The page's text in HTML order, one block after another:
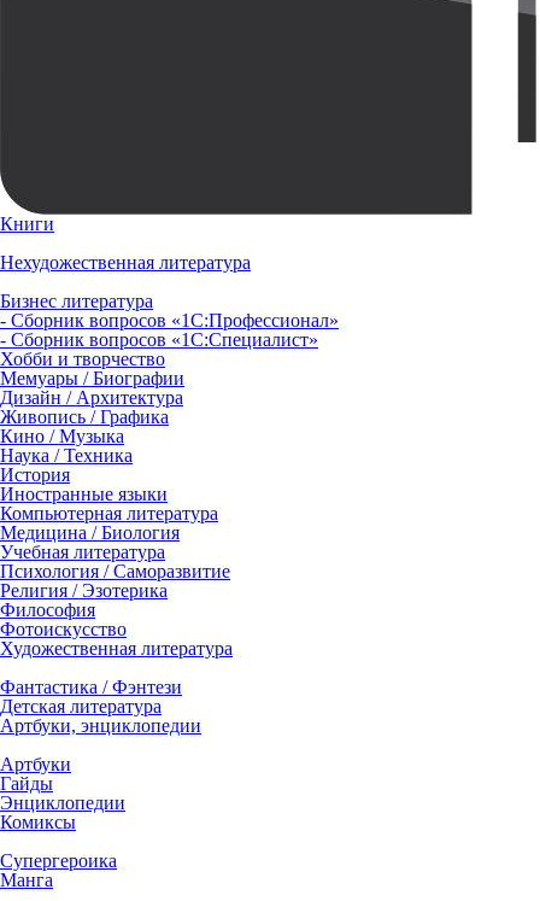
Книги
Нехудожественная литература
Бизнес литература
- Сборник вопросов «1С:Профессионал»
- Сборник вопросов «1С:Специалист»
Хобби и творчество
Мемуары / Биографии
Дизайн / Архитектура
Живопись / Графика
Кино / Музыка
Наука / Техника
История
Иностранные языки
Компьютерная литература
Медицина / Биология
Учебная литература
Психология / Саморазвитие
Религия / Эзотерика
Философия
Фотоискусство
Художественная литература
Фантастика / Фэнтези
Детская литература
Артбуки, энциклопедии
Артбуки
Гайды
Энциклопедии
Комиксы
Супергероика
Манга